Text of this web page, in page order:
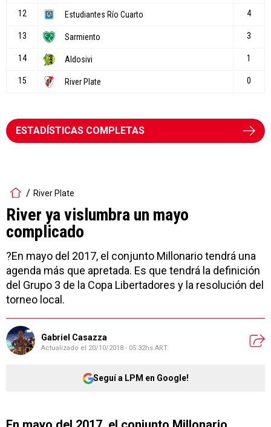
ESTADÍSTICAS COMPLETAS
River Plate
River ya vislumbra un mayo
complicado
?En mayo del 2017, el conjunto Millonario tendrá una
agenda más que apretada. Es que tendrá la definición
del Grupo 3 de la Copa Libertadores y la resolución del
torneo local.
Gabriel Casazza
Actualizado el 20/10/2018 - 05:32hs ART
Seguí a LPM en Google!